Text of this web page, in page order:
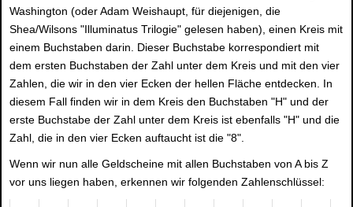
Washington (oder Adam Weishaupt, für diejenigen, die
Shea/Wilsons "Illuminatus Trilogie" gelesen haben), einen Kreis mit
einem Buchstaben darin. Dieser Buchstabe korrespondiert mit
dem ersten Buchstaben der Zahl unter dem Kreis und mit den vier
Zahlen, die wir in den vier Ecken der hellen Fläche entdecken. In
diesem Fall finden wir in dem Kreis den Buchstaben "H" und der
erste Buchstabe der Zahl unter dem Kreis ist ebenfalls "H" und die
Zahl, die in den vier Ecken auftaucht ist die "8".
Wenn wir nun alle Geldscheine mit allen Buchstaben von A bis Z
vor uns liegen haben, erkennen wir folgenden Zahlenschlüssel: